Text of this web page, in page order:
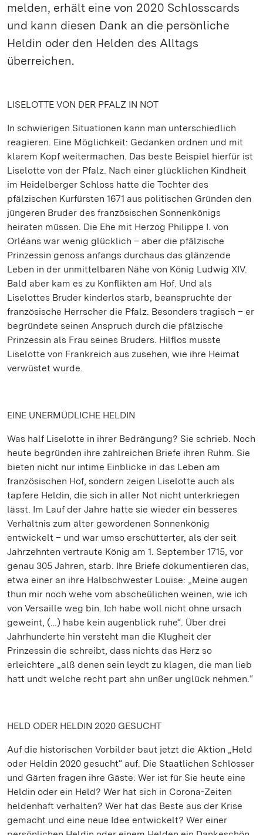
melden, erhält eine von 2020 Schlosscards
und kann diesen Dank an die persönliche
Heldin oder den Helden des Alltags
überreichen.
LISELOTTE VON DER PFALZ IN NOT
In schwierigen Situationen kann man unterschiedlich
reagieren. Eine Möglichkeit: Gedanken ordnen und mit
klarem Kopf weitermachen. Das beste Beispiel hierfür ist
Liselotte von der Pfalz. Nach einer glücklichen Kindheit
im Heidelberger Schloss hatte die Tochter des
pfälzischen Kurfürsten 1671 aus politischen Gründen den
jüngeren Bruder des französischen Sonnenkönigs
heiraten müssen. Die Ehe mit Herzog Philippe I. von
Orléans war wenig glücklich – aber die pfälzische
Prinzessin genoss anfangs durchaus das glänzende
Leben in der unmittelbaren Nähe von König Ludwig XIV.
Bald aber kam es zu Konflikten am Hof. Und als
Liselottes Bruder kinderlos starb, beanspruchte der
französische Herrscher die Pfalz. Besonders tragisch – er
begründete seinen Anspruch durch die pfälzische
Prinzessin als Frau seines Bruders. Hilflos musste
Liselotte von Frankreich aus zusehen, wie ihre Heimat
verwüstet wurde.
EINE UNERMÜDLICHE HELDIN
Was half Liselotte in ihrer Bedrängung? Sie schrieb. Noch
heute begründen ihre zahlreichen Briefe ihren Ruhm. Sie
bieten nicht nur intime Einblicke in das Leben am
französischen Hof, sondern zeigen Liselotte auch als
tapfere Heldin, die sich in aller Not nicht unterkriegen
lässt. Im Lauf der Jahre hatte sie wieder ein besseres
Verhältnis zum älter gewordenen Sonnenkönig
entwickelt – und war umso erschütterter, als der seit
Jahrzehnten vertraute König am 1. September 1715, vor
genau 305 Jahren, starb. Ihre Briefe dokumentieren das,
etwa einer an ihre Halbschwester Louise: „Meine augen
thun mir noch wehe vom abscheülichen weinen, wie ich
von Versaille weg bin. Ich habe woll nicht ohne ursach
geweint, (…) habe kein augenblick ruhe“. Über drei
Jahrhunderte hin versteht man die Klugheit der
Prinzessin die schreibt, dass nichts das Herz so
erleichtere „alß denen sein leydt zu klagen, die man lieb
hatt undt welche recht part ahn unßer unglück nehmen.“
HELD ODER HELDIN 2020 GESUCHT
Auf die historischen Vorbilder baut jetzt die Aktion „Held
oder Heldin 2020 gesucht“ auf. Die Staatlichen Schlösser
und Gärten fragen ihre Gäste: Wer ist für Sie heute eine
Heldin oder ein Held? Wer hat sich in Corona-Zeiten
heldenhaft verhalten? Wer hat das Beste aus der Krise
gemacht und eine neue Idee entwickelt? Wer einer